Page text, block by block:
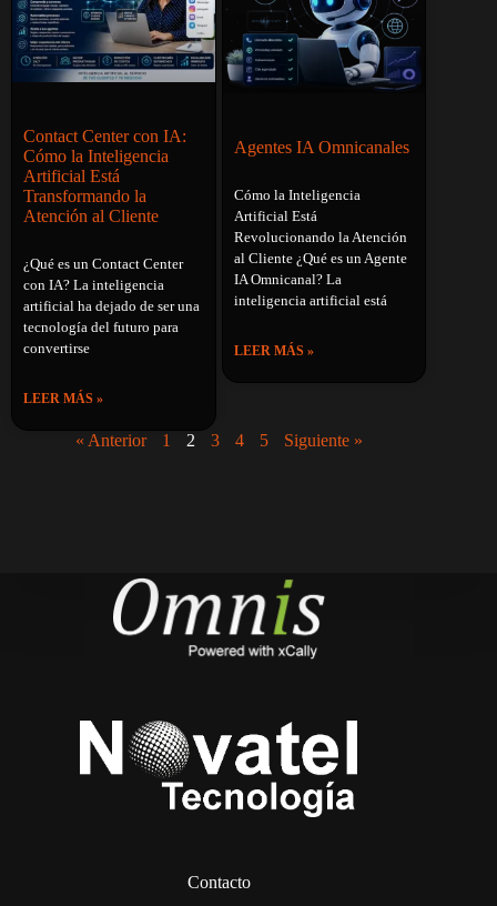
Contact Center con IA:
Cómo la Inteligencia
Artificial Está
Transformando la
Atención al Cliente
¿Qué es un Contact Center
con IA? La inteligencia
artificial ha dejado de ser una
tecnología del futuro para
convertirse
LEER MÁS »
Agentes IA Omnicanales
Cómo la Inteligencia
Artificial Está
Revolucionando la Atención
al Cliente ¿Qué es un Agente
IA Omnicanal? La
inteligencia artificial está
LEER MÁS »
« Anterior 1 2 3 4 5 Siguiente »
Contacto